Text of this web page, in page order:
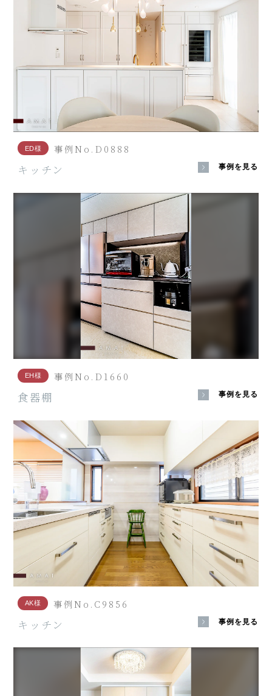
ED様 事例No.D0888
キッチン 事例を見る
EH様 事例No.D1660
食器棚 事例を見る
AK様 事例No.C9856
キッチン 事例を見る